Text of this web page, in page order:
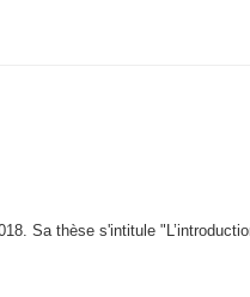
Sa thèse s'intitule